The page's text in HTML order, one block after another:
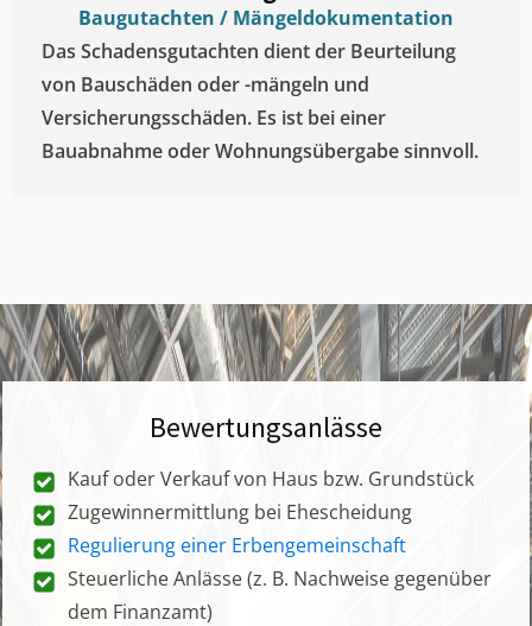
Baugutachten / Mängeldokumentation
Das Schadensgutachten dient der Beurteilung
von Bauschäden oder -mängeln und
Versicherungsschäden. Es ist bei einer
Bauabnahme oder Wohnungsübergabe sinnvoll.
Bewertungsanlässe
Kauf oder Verkauf von Haus bzw. Grundstück
Zugewinnermittlung bei Ehescheidung
Regulierung einer Erbengemeinschaft
Steuerliche Anlässe (z. B. Nachweise gegenüber
dem Finanzamt)